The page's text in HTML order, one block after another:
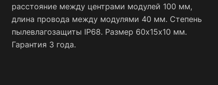
расстояние между центрами модулей 100 мм,
длина провода между модулями 40 мм. Степень
пылевлагозащиты IP68. Размер 60x15х10 мм.
Гарантия 3 года.